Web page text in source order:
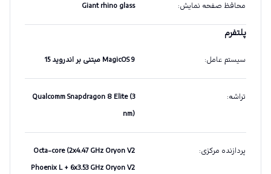
محافظ صفحه نمایش:
Giant rhino glass
پلتفرم
سیستم عامل: MagicOS 9 مبتنی بر اندروید 15
تراشه:
Qualcomm Snapdragon 8 Elite (3
nm)
پردازنده مرکزی:
Octa-core (2x4.47 GHz Oryon V2
Phoenix L + 6x3.53 GHz Oryon V2